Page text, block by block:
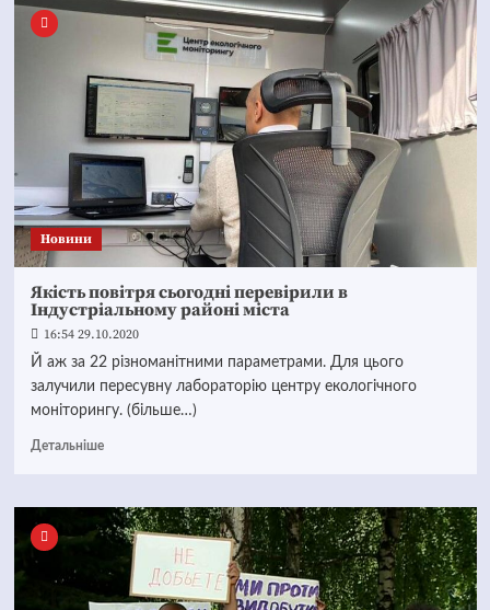
Новини
Якість повітря сьогодні перевірили в
Індустріальному районі міста
16:54 29.10.2020
Й аж за 22 різноманітними параметрами. Для цього
залучили пересувну лабораторію центру екологічного
моніторингу. (більше…)
Детальніше